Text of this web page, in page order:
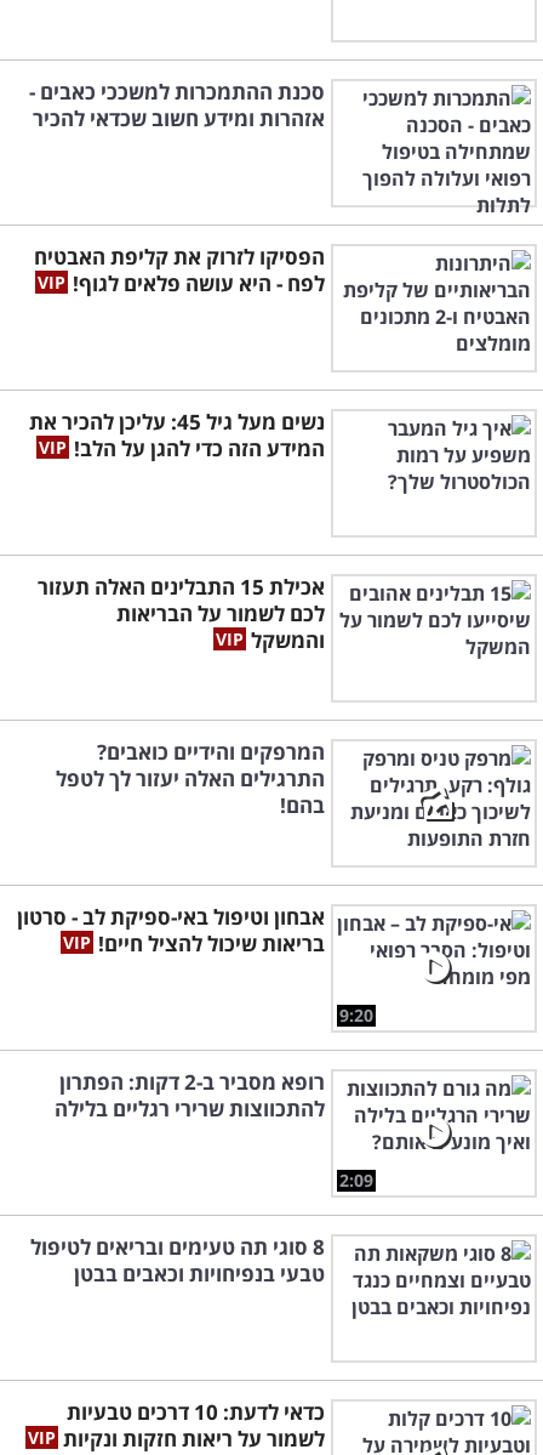
סכנת ההתמכרות למשככי כאבים -
אזהרות ומידע חשוב שכדאי להכיר
הפסיקו לזרוק את קליפת האבטיח
לפח - היא עושה פלאים לגוף!
נשים מעל גיל 45: עליכן להכיר את
המידע הזה כדי להגן על הלב!
אכילת 15 התבלינים האלה תעזור
לכם לשמור על הבריאות
והמשקל
המרפקים והידיים כואבים?
התרגילים האלה יעזור לך לטפל
בהם!
9:20
אבחון וטיפול באי-ספיקת לב - סרטון
בריאות שיכול להציל חיים!
2:09
רופא מסביר ב-2 דקות: הפתרון
להתכווצות שרירי רגליים בלילה
8 סוגי תה טעימים ובריאים לטיפול
טבעי בנפיחויות וכאבים בבטן
כדאי לדעת: 10 דרכים טבעיות
לשמור על ריאות חזקות ונקיות